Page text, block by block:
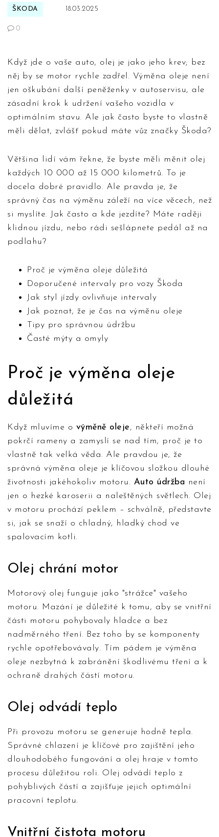
ŠKODA 18.03.2025
0
Když jde o vaše auto, olej je jako jeho krev; bez
něj by se motor rychle zadřel. Výměna oleje není
jen oškubání další peněženky v autoservisu, ale
zásadní krok k udržení vašeho vozidla v
optimálním stavu. Ale jak často byste to vlastně
měli dělat, zvlášť pokud máte vůz značky Škoda?
Většina lidí vám řekne, že byste měli měnit olej
každých 10 000 až 15 000 kilometrů. To je
docela dobré pravidlo. Ale pravda je, že
správný čas na výměnu záleží na více věcech, než
si myslíte. Jak často a kde jezdíte? Máte raději
klidnou jízdu, nebo rádi sešlápnete pedál až na
podlahu?
Proč je výměna oleje důležitá
Doporučené intervaly pro vozy Škoda
Jak styl jízdy ovlivňuje intervaly
Jak poznat, že je čas na výměnu oleje
Tipy pro správnou údržbu
Časté mýty a omyly
Proč je výměna oleje
důležitá
Když mluvíme o výměně oleje, někteří možná
pokrčí rameny a zamyslí se nad tím, proč je to
vlastně tak velká věda. Ale pravdou je, že
správná výměna oleje je klíčovou složkou dlouhé
životnosti jakéhokoliv motoru. Auto údržba není
jen o hezké karoserii a naleštěných světlech. Olej
v motoru prochází peklem – schválně, představte
si, jak se snaží o chladný, hladký chod ve
spalovacím kotli.
Olej chrání motor
Motorový olej funguje jako "strážce" vašeho
motoru. Mazání je důležité k tomu, aby se vnitřní
části motoru pohybovaly hladce a bez
nadměrného tření. Bez toho by se komponenty
rychle opotřebovávaly. Tím pádem je výměna
oleje nezbytná k zabránění škodlivému tření a k
ochraně drahých částí motoru.
Olej odvádí teplo
Při provozu motoru se generuje hodně tepla.
Správné chlazení je klíčové pro zajištění jeho
dlouhodobého fungování a olej hraje v tomto
procesu důležitou roli. Olej odvádí teplo z
pohyblivých částí a zajišťuje jejich optimální
pracovní teplotu.
Vnitřní čistota motoru